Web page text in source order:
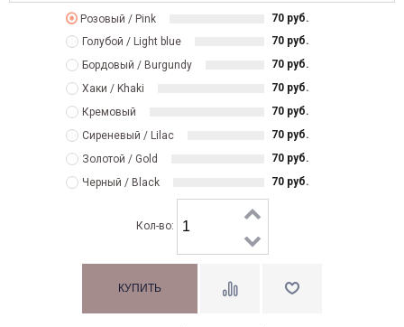
Розовый / Pink
70 руб.
Голубой / Light blue
70 руб.
Бордовый / Burgundy
70 руб.
Хаки / Khaki
70 руб.
Кремовый
70 руб.
Сиреневый / Lilac
70 руб.
Золотой / Gold
70 руб.
Черный / Black
70 руб.
Кол-во: